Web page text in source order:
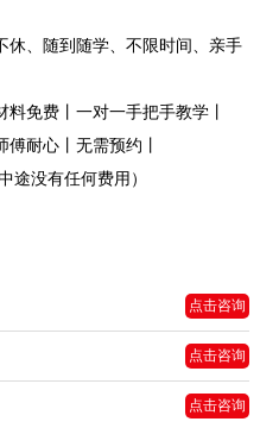
休、随到随学、不限时间、亲手
免费丨一对一手把手教学丨
耐心丨无需预约丨
途没有任何费用）
点击咨询
点击咨询
点击咨询